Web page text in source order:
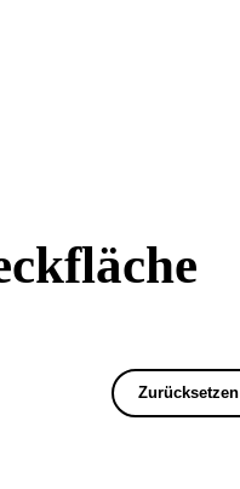
Zurücksetzen